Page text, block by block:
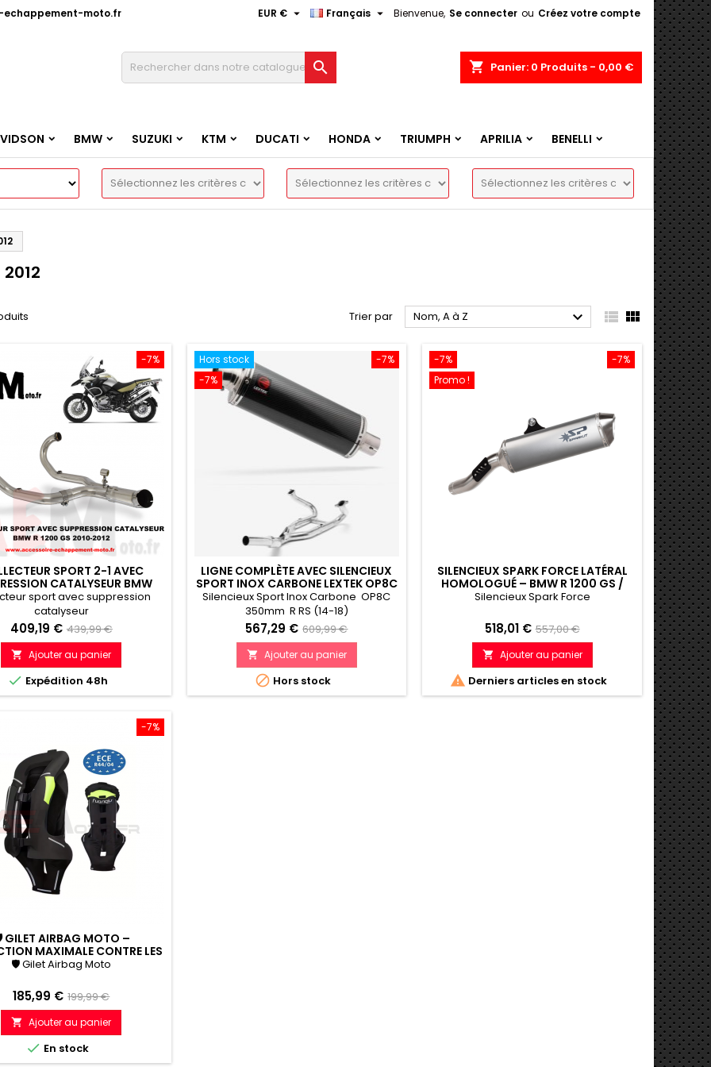
echappement-moto.fr Bienvenue, Se connecter ou Créez votre compte
Français 
EUR € 
 shopping_cart Panier: 0 Produits - 0,00 €
BMW SUZUKI KTM DUCATI HONDA TRIUMPH APRILIA BENELLI
Trier par Nom, A à Z   
-7%
SPORT 2-1 AVEC
CATALYSEUR BMW
R1200 GS 2010 - 2012
sport avec suppression
catalyseur
Prix
409,19 € Prix
de
référence
439,99 €
 Ajouter au panier
 Expédition 48h
-7%
Hors stock
-7%
LIGNE COMPLÈTE AVEC SILENCIEUX
SPORT INOX CARBONE LEXTEK OP8C
350MM BMW R 1200 GS (12-18) R
1200 R RS (14-18)
Silencieux Sport Inox Carbone OP8C
350mm R RS (14-18)
Prix
567,29 € Prix
référence
609,99 €
 Ajouter au panier
 Hors stock
-7%
-7%
Promo !
SILENCIEUX SPARK FORCE LATÉRAL
HOMOLOGUÉ – BMW R 1200 GS /
ADVENTURE (2010–2012)
Silencieux Spark Force
Prix
518,01 € Prix
de
référence
557,00 €
 Ajouter au panier
 Derniers articles en stock
-7%
GILET AIRBAG MOTO –
MAXIMALE CONTRE LES
CHUTES ET CHOCS
🛡 Gilet Airbag Moto
Prix
185,99 € Prix
de
référence
199,99 €
 Ajouter au panier
 En stock